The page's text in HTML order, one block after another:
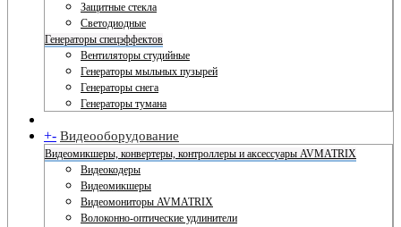
Защитные стекла
Светодиодные
Генераторы спецэффектов
Вентиляторы студийные
Генераторы мыльных пузырей
Генераторы снега
Генераторы тумана
+- Видеооборудование
Видеомикшеры, конвертеры, контроллеры и аксессуары AVMATRIX
Видеокодеры
Видеомикшеры
Видеомониторы AVMATRIX
Волоконно-оптические удлинители